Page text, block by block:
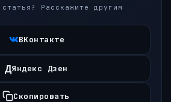
Расскажите другим
ВКонтакте
ДЯндекс Дзен
Скопировать